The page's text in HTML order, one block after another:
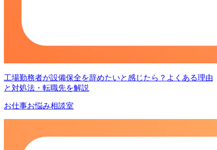
工場勤務者が設備保全を辞めたいと感じたら？よくある理由
と対処法・転職先を解説
お仕事お悩み相談室